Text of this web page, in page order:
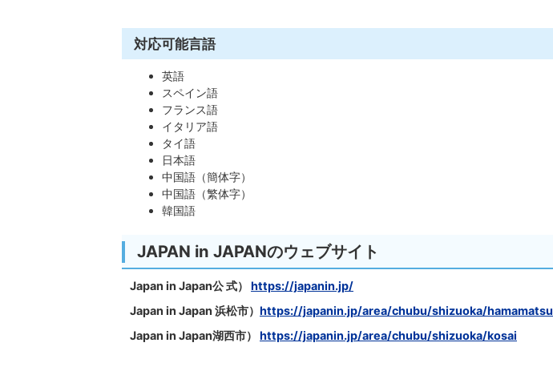
対応可能言語
英語
スペイン語
フランス語
イタリア語
タイ語
日本語
中国語（簡体字）
中国語（繁体字）
韓国語
JAPAN in JAPANのウェブサイト
Japan in Japan公 式） https://japanin.jp/
Japan in Japan 浜松市） https://japanin.jp/area/chubu/shizuoka/hamamatsu
Japan in Japan湖西市） https://japanin.jp/area/chubu/shizuoka/kosai